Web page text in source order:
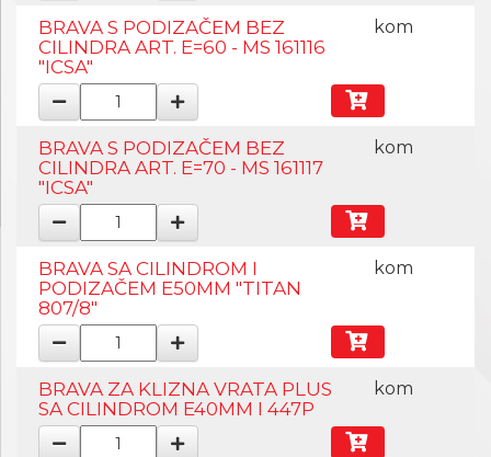
BRAVA S PODIZAČEM BEZ
CILINDRA ART. E=60 - MS 161116
"ICSA"
kom
BRAVA S PODIZAČEM BEZ
CILINDRA ART. E=70 - MS 161117
"ICSA"
kom
BRAVA SA CILINDROM I
PODIZAČEM E50MM "TITAN
807/8"
kom
BRAVA ZA KLIZNA VRATA PLUS
SA CILINDROM E40MM I 447P
kom